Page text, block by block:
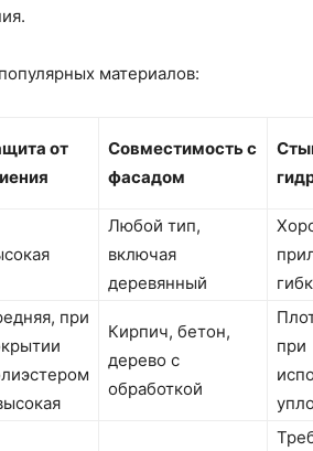
материалов:
от
Совместимость с
фасадом
Любой тип,
включая
деревянный
при
Кирпич, бетон,
дерево с
обработкой
при